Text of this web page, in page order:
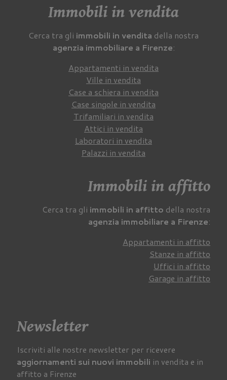
Immobili in vendita
Cerca tra gli immobili in vendita della nostra
agenzia immobiliare a Firenze:
Appartamenti in vendita
Ville in vendita
Case a schiera in vendita
Case singole in vendita
Trifamiliari in vendita
Attici in vendita
Laboratori in vendita
Palazzi in vendita
Immobili in affitto
Cerca tra gli immobili in affitto della nostra
agenzia immobiliare a Firenze:
Appartamenti in affitto
Stanze in affitto
Uffici in affitto
Garage in affitto
Newsletter
Iscriviti alle nostre newsletter per ricevere
aggiornamenti sui nuovi immobili in vendita e in
affitto a Firenze